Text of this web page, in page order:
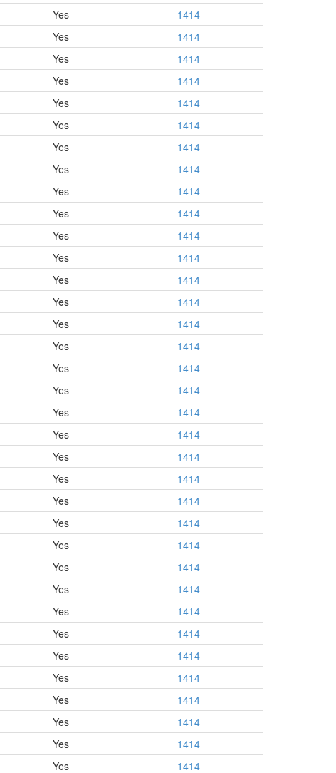
Yes
1414
Yes
1414
Yes
1414
Yes
1414
Yes
1414
Yes
1414
Yes
1414
Yes
1414
Yes
1414
Yes
1414
Yes
1414
Yes
1414
Yes
1414
Yes
1414
Yes
1414
Yes
1414
Yes
1414
Yes
1414
Yes
1414
Yes
1414
Yes
1414
Yes
1414
Yes
1414
Yes
1414
Yes
1414
Yes
1414
Yes
1414
Yes
1414
Yes
1414
Yes
1414
Yes
1414
Yes
1414
Yes
1414
Yes
1414
Yes 1414